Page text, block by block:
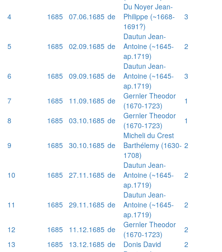
4 1685 07.06.1685 de
Du Noyer Jean-
Philippe (~1668-
1691?)
3
5 1685 02.09.1685 de
Dautun Jean-
Antoine (~1645-
ap.1719)
2
6 1685 09.09.1685 de
Dautun Jean-
Antoine (~1645-
ap.1719)
3
7 1685 11.09.1685 de
Gernler Theodor
(1670-1723)
1
8
1685 03.10.1685 de
Gernler Theodor
(1670-1723)
1
9 1685 30.10.1685 de
Micheli du Crest
Barthélemy (1630-
1708)
2
10 1685 27.11.1685 de
Dautun Jean-
Antoine (~1645-
ap.1719)
2
11 1685 29.11.1685 de
Dautun Jean-
Antoine (~1645-
ap.1719)
2
12 1685 11.12.1685 de
Gernler Theodor
(1670-1723)
2
13
1685 13.12.1685 de Donis David
2